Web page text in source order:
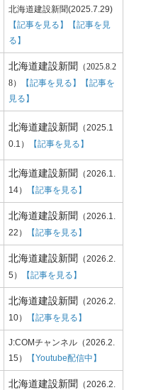
北海道建設新聞(2025.7.29)
【記事を見る】
【記事を見
る】
北海道建設新聞 （2025.8.2
8）
【記事を見る】
【記事を
見る】
北海道建設新聞 （2025.1
0.1 ） 【記事を見る】
北海道建設新聞 （2026.1.
14） 【記事を見る】
北海道建設新聞 （2026.1.
22 ） 【記事を見る】
北海道建設新聞 （2026.2.
5 ） 【記事を見る】
北海道建設新聞 （2026.2.
10） 【記事を見る】
J:COMチャンネル （2026.2.
15 ） 【Youtube配信中】
北海道建設新聞 （2026.2.